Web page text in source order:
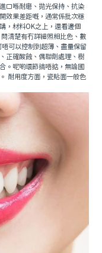
口喺耐磨、拋光保持、抗染
效果差距嘅，通常係批次穩
，材料OK之上，還看邊個
清楚有冇詳細照相比色、數
可以控制到超薄、盡量保留
正確酸蝕、偶聯劑處理、樹
。呢啲環節搞唔掂，無論國
耐用度方面，瓷貼面一般色